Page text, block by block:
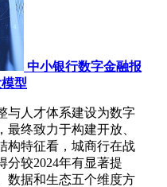
中小银行数字金融报
型
与人才体系建设为数字
终致力于构建开放、
构特征看，城商行在战
分较2024年有显著提
数据和生态五个维度方